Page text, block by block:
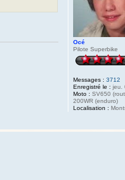
Océ
Pilote Superbike
Messages : 3712
Enregistré le : jeu.
Moto : SV650
200WR (enduro)
Localisation :